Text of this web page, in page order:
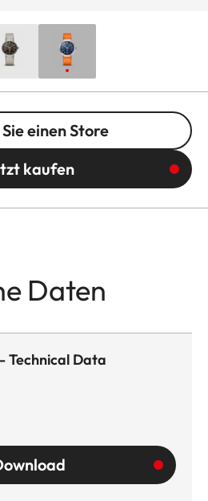
einen Store
kaufen
Daten
Technical Data